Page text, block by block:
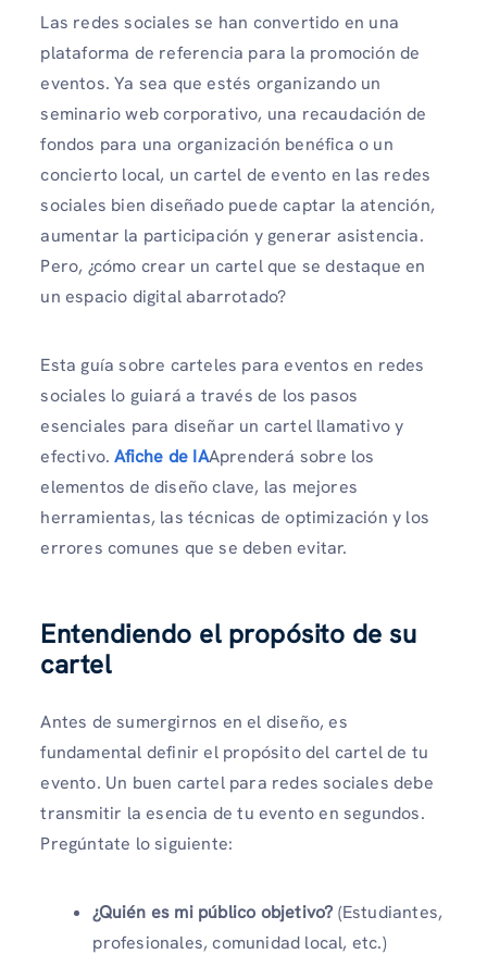
Las redes sociales se han convertido en una
plataforma de referencia para la promoción de
eventos. Ya sea que estés organizando un
seminario web corporativo, una recaudación de
fondos para una organización benéfica o un
concierto local, un cartel de evento en las redes
sociales bien diseñado puede captar la atención,
aumentar la participación y generar asistencia.
Pero, ¿cómo crear un cartel que se destaque en
un espacio digital abarrotado?
Esta guía sobre carteles para eventos en redes
sociales lo guiará a través de los pasos
esenciales para diseñar un cartel llamativo y
efectivo.Afiche de IAAprenderá sobre los
elementos de diseño clave, las mejores
herramientas, las técnicas de optimización y los
errores comunes que se deben evitar.
Entendiendo el propósito de su
cartel
Antes de sumergirnos en el diseño, es
fundamental definir el propósito del cartel de tu
evento. Un buen cartel para redes sociales debe
transmitir la esencia de tu evento en segundos.
Pregúntate lo siguiente:
¿Quién es mi público objetivo? (Estudiantes,
profesionales, comunidad local, etc.)